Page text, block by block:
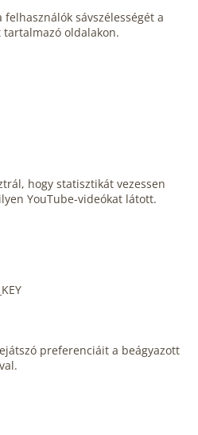
sávszélességét a
oldalakon.
hogy statisztikát vezessen
YouTube-videókat látott.
preferenciáit a beágyazott